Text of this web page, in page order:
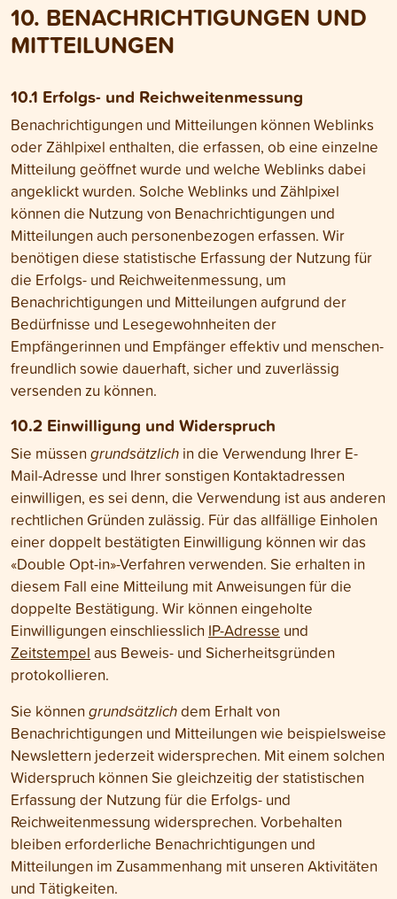
10. BENACH­RICHTI­GUNGEN UND
MIT­TEILUNGEN
10.1 Erfolgs- und Reichweiten­messung
Benachrichtigungen und Mitteilungen können Weblinks
oder Zählpixel enthalten, die erfassen, ob eine einzelne
Mitteilung geöffnet wurde und welche Weblinks dabei
angeklickt wurden. Solche Weblinks und Zählpixel
können die Nutzung von Benachrichtigungen und
Mitteilungen auch personenbezogen erfassen. Wir
benötigen diese statistische Erfassung der Nutzung für
die Erfolgs- und Reichweitenmessung, um
Benachrichtigungen und Mitteilungen aufgrund der
Bedürfnisse und Lesegewohnheiten der
Empfängerinnen und Empfänger effektiv und menschen­
freundlich sowie dauerhaft, sicher und zuverlässig
versenden zu können.
10.2 Einwilligung und Wider­spruch
Sie müssen grundsätzlich in die Verwendung Ihrer E-
Mail-Adresse und Ihrer sonstigen Kontaktadressen
einwilligen, es sei denn, die Verwendung ist aus anderen
rechtlichen Gründen zulässig. Für das allfällige Einholen
einer doppelt bestätigten Einwilligung können wir das
«Double Opt-in»-Verfahren verwenden. Sie erhalten in
diesem Fall eine Mitteilung mit Anweisungen für die
doppelte Bestätigung. Wir können eingeholte
Einwilligungen einschliesslich IP-Adresse und
Zeitstempel aus Beweis- und Sicherheitsgründen
protokollieren.
Sie können grundsätzlichdem Erhalt von
Benachrichtigungen und Mitteilungen wie beispielsweise
Newslettern jederzeit widersprechen. Mit einem solchen
Widerspruch können Sie gleichzeitig der statistischen
Erfassung der Nutzung für die Erfolgs- und
Reichweitenmessung widersprechen. Vorbehalten
bleiben erforderliche Benachrichtigungen und
Mitteilungen im Zusammenhang mit unseren Aktivitäten
und Tätigkeiten.